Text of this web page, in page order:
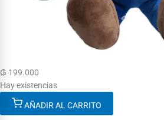
₲ 199.000
Hay existencias
AÑADIR AL CARRITO